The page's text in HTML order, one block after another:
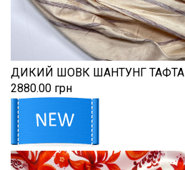
ДИКИЙ ШОВК ШАНТУНГ ТАФТА
2880.00 грн